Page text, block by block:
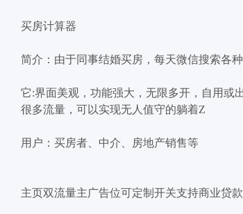
买房计算器
简介：由于同事结婚买房，每天微信搜索各
它:界面美观，功能强大，无限多开，自用或
很多流量，可以实现无人值守的躺着Z
用户：买房者、中介、房地产销售等
主页双流量主广告位可定制开关支持商业贷